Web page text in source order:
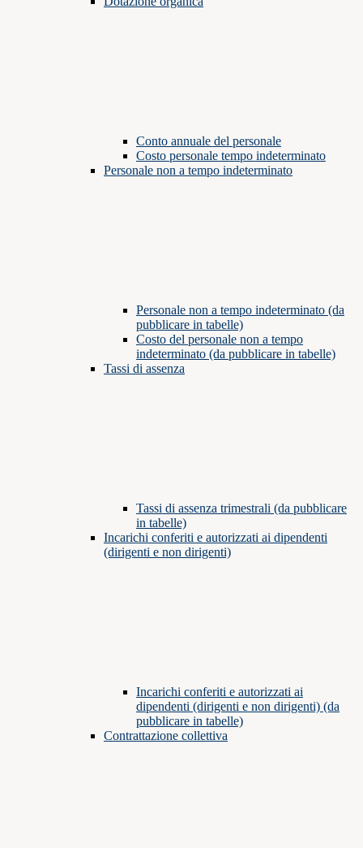
Conto annuale del personale
Costo personale tempo indeterminato
Personale non a tempo indeterminato
Personale non a tempo indeterminato (da
pubblicare in tabelle)
Costo del personale non a tempo
indeterminato (da pubblicare in tabelle)
Tassi di assenza
Tassi di assenza trimestrali (da pubblicare
in tabelle)
Incarichi conferiti e autorizzati ai dipendenti
(dirigenti e non dirigenti)
Incarichi conferiti e autorizzati ai
dipendenti (dirigenti e non dirigenti) (da
pubblicare in tabelle)
Contrattazione collettiva